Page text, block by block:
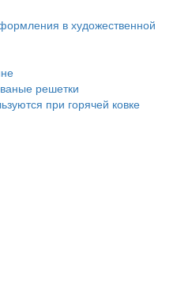
в художественной
решетки
при горячей ковке